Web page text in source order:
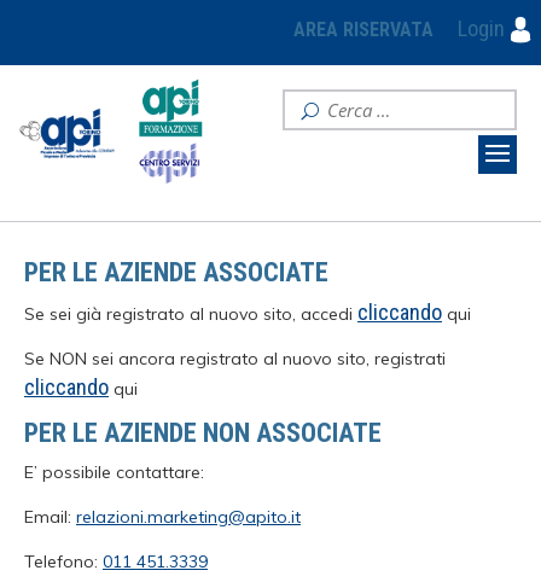
AREA RISERVATA Login
PER LE AZIENDE ASSOCIATE
Se sei già registrato al nuovo sito, accedi cliccando qui
Se NON sei ancora registrato al nuovo sito, registrati
cliccando qui
PER LE AZIENDE NON ASSOCIATE
E’ possibile contattare:
Email: relazioni.marketing@apito.it
Telefono: 011 451.3339